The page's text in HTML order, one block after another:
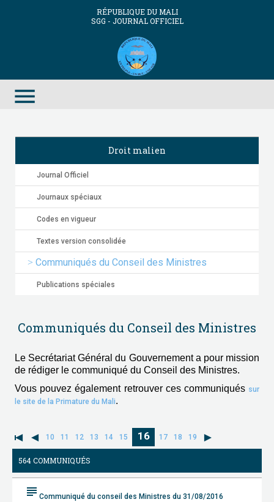
RÉPUBLIQUE DU MALI
SGG - JOURNAL OFFICIEL
menu
Droit malien
Journal Officiel
Journaux spéciaux
Codes en vigueur
Textes version consolidée
Communiqués du Conseil des Ministres
Publications spéciales
Communiqués du Conseil des Ministres
Le Secrétariat Général du Gouvernement a pour mission
de rédiger le communiqué du Conseil des Ministres.
Vous pouvez également retrouver ces communiqués sur
le site de la Primature du Mali.
10 11 12 13 14 15 16 17 18 19
564 COMMUNIQUÉS
subject Communiqué du conseil des Ministres du 31/08/2016